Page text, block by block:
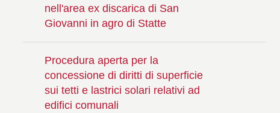
nell'area ex discarica di San
Giovanni in agro di Statte
Procedura aperta per la
concessione di diritti di superficie
sui tetti e lastrici solari relativi ad
edifici comunali